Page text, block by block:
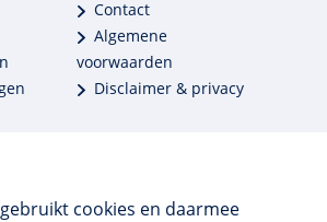
cookies en daarmee
Contact
Algemene
voorwaarden
Disclaimer & privacy